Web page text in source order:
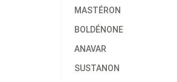
MASTÉRON
BOLDÉNONE
ANAVAR
SUSTANON